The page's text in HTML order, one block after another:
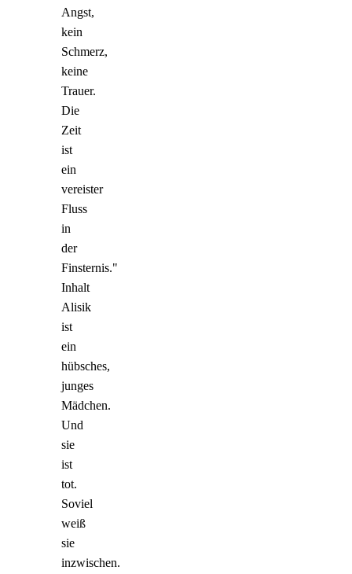
Angst,
kein
Schmerz,
keine
Trauer.
Die
Zeit
ist
ein
vereister
Fluss
in
der
Finsternis."
Inhalt
Alisik
ist
ein
hübsches,
junges
Mädchen.
Und
sie
ist
tot.
Soviel
weiß
sie
inzwischen.